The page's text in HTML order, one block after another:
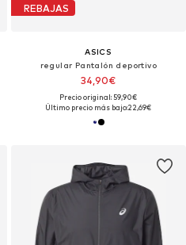
REBAJAS
ASICS
regular Pantalón deportivo
34,90€
Precio original: 59,90€
Último precio más bajo:22,69€